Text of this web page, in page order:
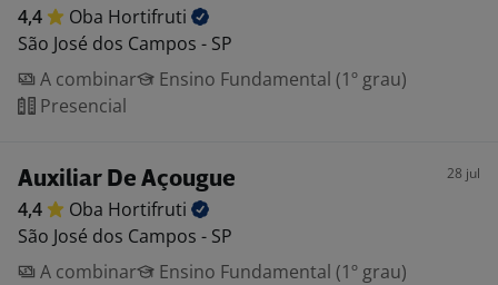
4,4 Oba Hortifruti
São José dos Campos - SP
A combinar
Ensino Fundamental (1º grau)
Presencial
Auxiliar De Açougue 28 jul
4,4 Oba Hortifruti
São José dos Campos - SP
A combinar
Ensino Fundamental (1º grau)